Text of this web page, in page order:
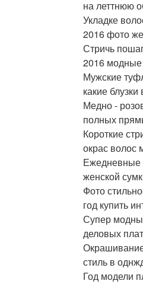
на леттнюю
Укладке
2016 фото
Стричь
2016 модные
Мужские
какие
Медно -
полных
Короткие
окрас волос
Ежедневные
женской
Фото
год купить
Супер
деловых
стиль в
Год модели